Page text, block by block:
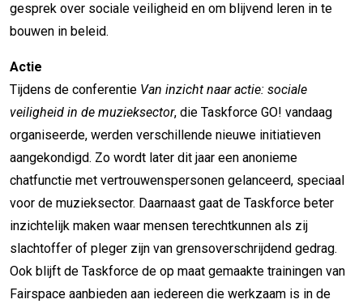
gesprek over sociale veiligheid en om blijvend leren in te
bouwen in beleid.
Actie
Tijdens de conferentie Van inzicht naar actie: sociale
veiligheid in de muzieksector, die Taskforce GO! vandaag
organiseerde, werden verschillende nieuwe initiatieven
aangekondigd. Zo wordt later dit jaar een anonieme
chatfunctie met vertrouwenspersonen gelanceerd, speciaal
voor de muzieksector. Daarnaast gaat de Taskforce beter
inzichtelijk maken waar mensen terechtkunnen als zij
slachtoffer of pleger zijn van grensoverschrijdend gedrag.
Ook blijft de Taskforce de op maat gemaakte trainingen van
Fairspace aanbieden aan iedereen die werkzaam is in de